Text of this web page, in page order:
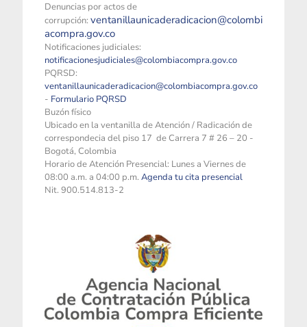
Denuncias por actos de
corrupción: ventanillaunicaderadicacion@colombi
acompra.gov.co
Notificaciones judiciales:
notificacionesjudiciales@colombiacompra.gov.co
PQRSD:
ventanillaunicaderadicacion@colombiacompra.gov.co
- Formulario PQRSD
Buzón físico
Ubicado en la ventanilla de Atención / Radicación de
correspondecia del piso 17 de Carrera 7 # 26 – 20 -
Bogotá, Colombia
Horario de Atención Presencial: Lunes a Viernes de
08:00 a.m. a 04:00 p.m. Agenda tu cita presencial
Nit. 900.514.813-2